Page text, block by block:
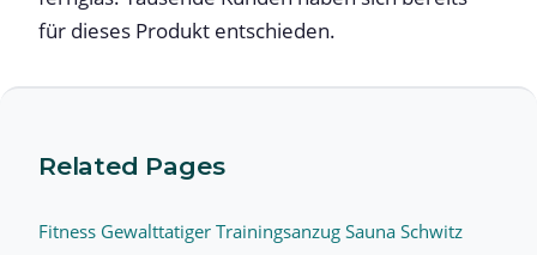
für dieses Produkt entschieden.
Related Pages
Fitness Gewalttatiger Trainingsanzug Sauna Schwitz